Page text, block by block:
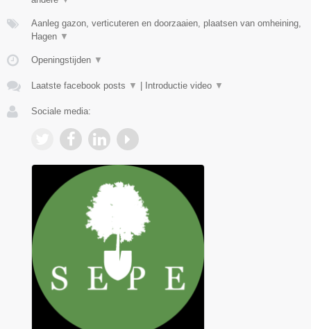
Aanleg gazon, verticuteren en doorzaaien, plaatsen van omheining,
Hagen ▼
Openingstijden ▼
Laatste facebook posts ▼ Introductie video ▼
Sociale media: